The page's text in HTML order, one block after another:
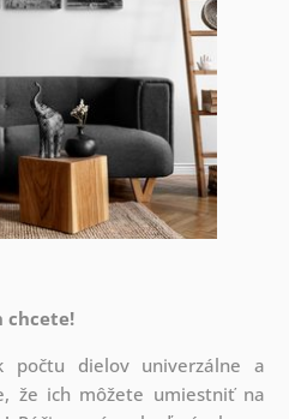
chcete!
počtu dielov univerzálne a
že ich môžete umiestniť na